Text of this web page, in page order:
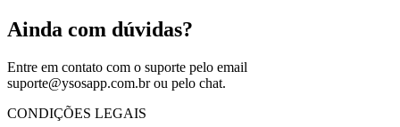
Ainda com dúvidas?
Entre em contato com o suporte pelo email
suporte@ysosapp.com.brou pelo chat.
CONDIÇÕES LEGAIS